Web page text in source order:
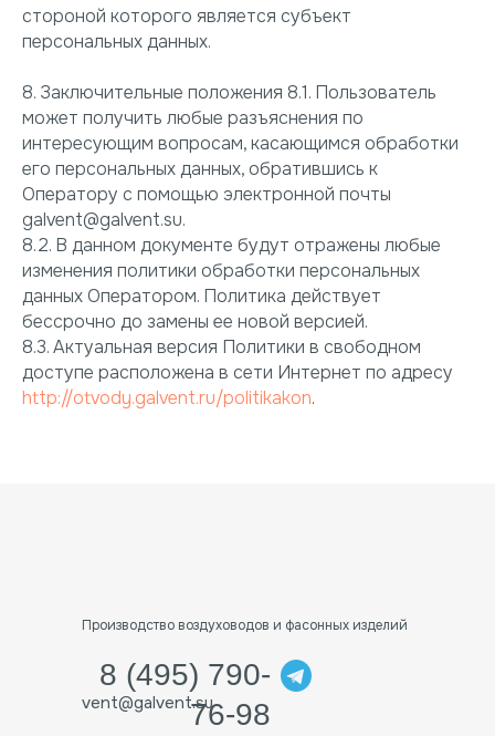
стороной которого является субъект
персональных данных.
8. Заключительные положения 8.1. Пользователь
может получить любые разъяснения по
интересующим вопросам, касающимся обработки
его персональных данных, обратившись к
Оператору с помощью электронной почты
galvent@galvent.su.
8.2. В данном документе будут отражены любые
изменения политики обработки персональных
данных Оператором. Политика действует
бессрочно до замены ее новой версией.
8.3. Актуальная версия Политики в свободном
доступе расположена в сети Интернет по адресу
http://otvody.galvent.ru/politikakon.
8 (495) 790-
76-98
vent@galvent.su
Производство воздуховодов и фасонных изделий